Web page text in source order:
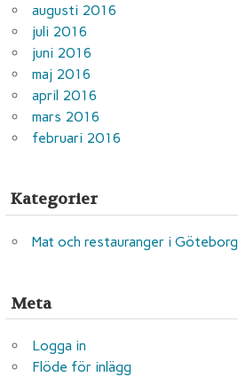
augusti 2016
juli 2016
juni 2016
maj 2016
april 2016
mars 2016
februari 2016
Kategorier
Mat och restauranger i Göteborg
Meta
Logga in
Flöde för inlägg